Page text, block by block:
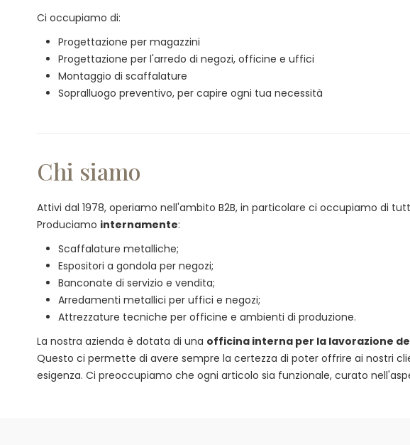
Ci occupiamo di:
Progettazione per magazzini
Progettazione per l'arredo di negozi, officine e uffici
Montaggio di scaffalature
Sopralluogo preventivo, per capire ogni tua necessità
Chi siamo
Attivi dal 1978, operiamo nell'ambito B2B, in particolare ci occupiamo di
Produciamo internamente:
Scaffalature metalliche;
Espositori a gondola per negozi;
Banconate di servizio e vendita;
Arredamenti metallici per uffici e negozi;
Attrezzature tecniche per officine e ambienti di produzione.
La nostra azienda è dotata di una officina interna per la lavorazione
Questo ci permette di avere sempre la certezza di poter offrire ai nostri
esigenza. Ci preoccupiamo che ogni articolo sia funzionale, curato